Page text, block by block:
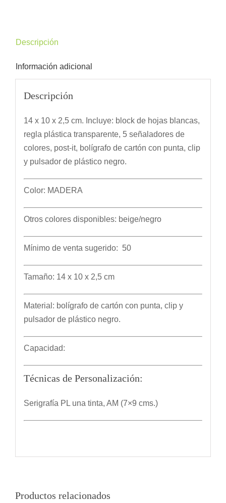
Descripción
Información adicional
Descripción
14 x 10 x 2,5 cm. Incluye: block de hojas blancas,
regla plástica transparente, 5 señaladores de
colores, post-it, bolígrafo de cartón con punta, clip
y pulsador de plástico negro.
Color: MADERA
Otros colores disponibles: beige/negro
Mínimo de venta sugerido: 50
Tamaño: 14 x 10 x 2,5 cm
Material: bolígrafo de cartón con punta, clip y
pulsador de plástico negro.
Capacidad:
Técnicas de Personalización:
Serigrafía PL una tinta, AM (7×9 cms.)
Productos relacionados